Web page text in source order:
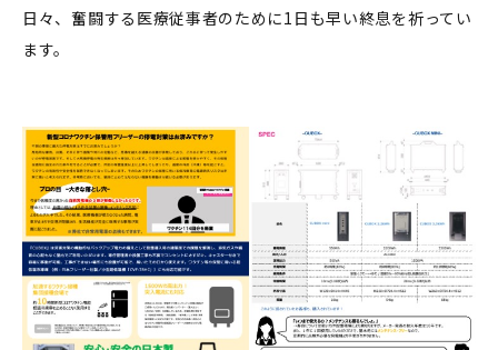
日々、奮闘する医療従事者のために1日も早い終息を祈ってい
ます。